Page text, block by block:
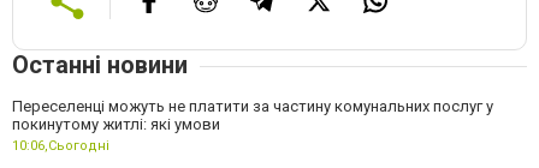
Останні новини
Переселенці можуть не платити за частину комунальних послуг у
покинутому житлі: які умови
10:06,Сьогодні